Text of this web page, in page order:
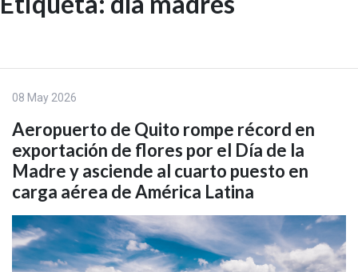
Skip
08 May 2026
Aeropuerto de Quito rompe récord en
exportación de flores por el Día de la
Madre y asciende al cuarto puesto en
carga aérea de América Latina